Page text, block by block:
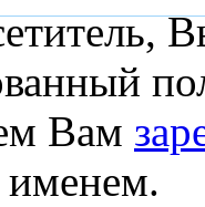
Вам
именем.